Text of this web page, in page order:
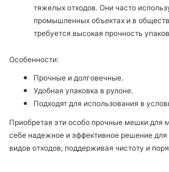
тяжелых отходов. Они часто
промышленных объектах и в
требуется высокая прочность
Особенности:
Прочные и долговечные.
Удобная упаковка в рулоне.
Подходят для использования в
Приобретая эти особо прочные мешки для
себе надежное и эффективное решение
видов отходов, поддерживая чистоту и